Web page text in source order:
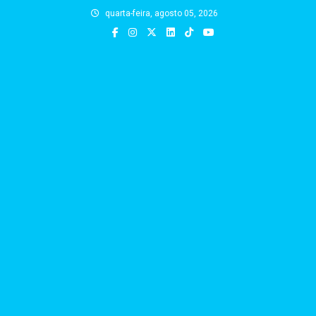
quarta-feira, agosto 05, 2026